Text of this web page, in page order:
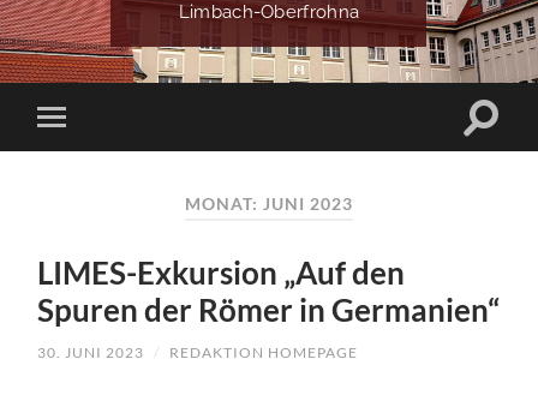
Limbach-Oberfrohna
MONAT: JUNI 2023
LIMES-Exkursion „Auf den
Spuren der Römer in Germanien“
30. JUNI 2023 / REDAKTION HOMEPAGE